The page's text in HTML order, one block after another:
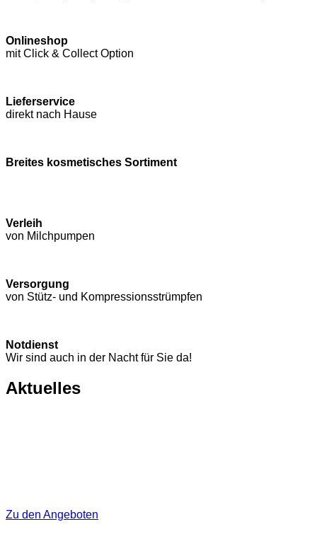
Onlineshop
mit Click & Collect Option
Lieferservice
direkt nach Hause
Breites kosmetisches Sortiment
Verleih
von Milchpumpen
Versorgung
von Stütz- und Kompressions­strümpfen
Notdienst
Wir sind auch in der Nacht für Sie da!
Aktuelles
Zu den Angeboten